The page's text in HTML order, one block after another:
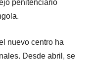
penitenciario
nuevo centro ha
Desde abril, se